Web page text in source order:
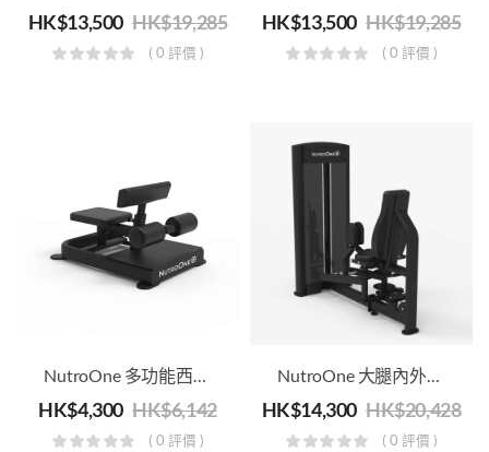
HK$13,500 HK$19,285
( 0 評價 )
HK$13,500 HK$19,285
( 0 評價 )
NutroOne 多功能西斯深蹲訓練機 – 商用健身級
HK$4,300 HK$6,142
( 0 評價 )
NutroOne 大腿內外側肌訓練機 – 商用健身級
HK$14,300 HK$20,428
( 0 評價 )